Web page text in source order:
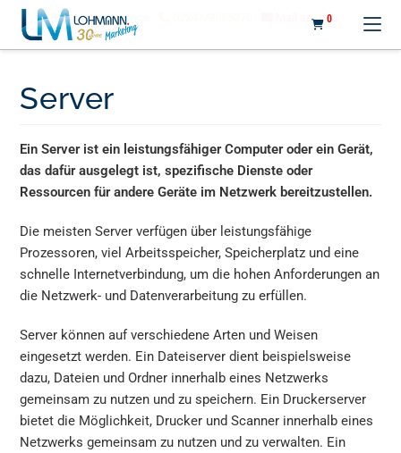
B2B Internetservice Mail an uns...
0
Server
Ein Server ist ein leistungsfähiger Computer oder ein Gerät,
das dafür ausgelegt ist, spezifische Dienste oder
Ressourcen für andere Geräte im Netzwerk bereitzustellen.
Die meisten Server verfügen über leistungsfähige
Prozessoren, viel Arbeitsspeicher, Speicherplatz und eine
schnelle Internetverbindung, um die hohen Anforderungen an
die Netzwerk- und Datenverarbeitung zu erfüllen.
Server können auf verschiedene Arten und Weisen
eingesetzt werden. Ein Dateiserver dient beispielsweise
dazu, Dateien und Ordner innerhalb eines Netzwerks
gemeinsam zu nutzen und zu speichern. Ein Druckerserver
bietet die Möglichkeit, Drucker und Scanner innerhalb eines
Netzwerks gemeinsam zu nutzen und zu verwalten. Ein